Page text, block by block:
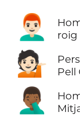
👨🏻‍🦰
roig
💁🏻
Pell
🤦🏾‍♂️